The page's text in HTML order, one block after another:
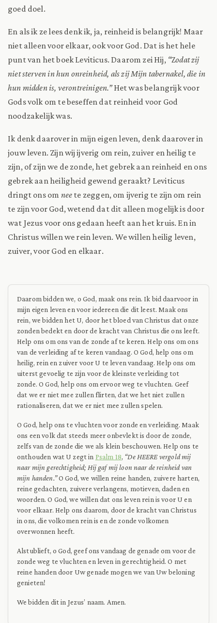
goed doel.
En als ik ze lees denk ik, ja, reinheid is belangrijk! Maar
niet alleen voor elkaar, ook voor God. Dat is het hele
punt van het boek Leviticus. Daarom zei Hij, “Zodat zij
niet sterven in hun onreinheid, als zij Mijn tabernakel, die in
hun midden is, verontreinigen.”Het was belangrijk voor
Gods volk om te beseffen dat reinheid voor God
noodzakelijk was.
Ik denk daarover in mijn eigen leven, denk daarover in
jouw leven. Zijn wij ijverig om rein, zuiver en heilig te
zijn, of zijn we de zonde, het gebrek aan reinheid en ons
gebrek aan heiligheid gewend geraakt? Leviticus
dringt ons om nee te zeggen, om ijverig te zijn om rein
te zijn voor God, wetend dat dit alleen mogelijk is door
wat Jezus voor ons gedaan heeft aan het kruis. En in
Christus willen we rein leven. We willen heilig leven,
zuiver, voor God en elkaar.
Daarom bidden we, o God, maak ons rein. Ik bid daarvoor in
mijn eigen leven en voor iedereen die dit leest. Maak ons
rein, we bidden het U, door het bloed van Christus dat onze
zonden bedekt en door de kracht van Christus die ons leeft.
Help ons om ons van de zonde af te keren. Help ons om ons
van de verleiding af te keren vandaag. O God, help ons om
heilig, rein en zuiver voor U te leven vandaag. Help ons om
uiterst gevoelig te zijn voor de kleinste verleiding tot
zonde. O God, help ons om ervoor weg te vluchten. Geef
dat we er niet mee zullen flirten, dat we het niet zullen
rationaliseren, dat we er niet mee zullen spelen.
O God, help ons te vluchten voor zonde en verleiding. Maak
ons een volk dat steeds meer onbevlekt is door de zonde,
zelfs van de zonde die we als klein beschouwen. Help ons te
onthouden wat U zegt in Psalm 18, “De HEERE vergold mij
naar mijn gerechtigheid; Hij gaf mij loon naar de reinheid van
mijn handen.”O God, we willen reine handen, zuivere harten,
reine gedachten, zuivere verlangens, motieven, daden en
woorden. O God, we willen dat ons leven rein is voor U en
voor elkaar. Help ons daarom, door de kracht van Christus
in ons, die volkomen rein is en de zonde volkomen
overwonnen heeft.
Alstublieft, o God, geef ons vandaag de genade om voor de
zonde weg te vluchten en leven in gerechtigheid. O met
reine handen door Uw genade mogen we van Uw beloning
genieten!
We bidden dit in Jezus’ naam. Amen.